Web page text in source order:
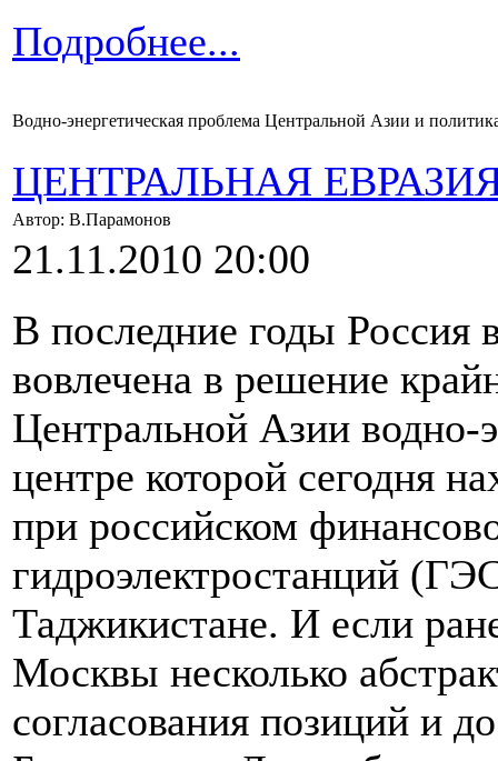
Подробнее...
Водно-энергетическая проблема Центральной Азии и
ЦЕНТРАЛЬНАЯ
Автор: В.Парамонов
21.11.2010 20:00
В последние годы Россия
вовлечена в решение
Центральной Азии водно-
центре которой сегодня
при российском
гидроэлектростанций
Таджикистане. И если
Москвы несколько
согласования позиций и